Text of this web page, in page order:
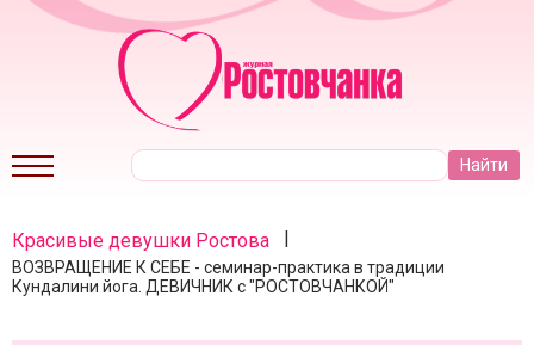
Красивые девушки Ростова |
ВОЗВРАЩЕНИЕ К СЕБЕ - семинар-практика в традиции
Кундалини йога. ДЕВИЧНИК с "РОСТОВЧАНКОЙ"